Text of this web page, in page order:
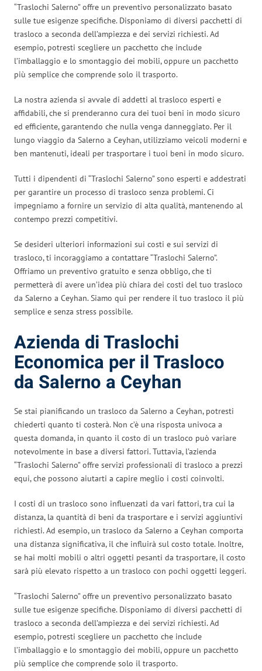
“Traslochi Salerno” offre un preventivo personalizzato basato
sulle tue esigenze specifiche. Disponiamo di diversi pacchetti di
trasloco a seconda dell’ampiezza e dei servizi richiesti. Ad
esempio, potresti scegliere un pacchetto che include
l’imballaggio e lo smontaggio dei mobili, oppure un pacchetto
più semplice che comprende solo il trasporto.
La nostra azienda si avvale di addetti al trasloco esperti e
affidabili, che si prenderanno cura dei tuoi beni in modo sicuro
ed efficiente, garantendo che nulla venga danneggiato. Per il
lungo viaggio da Salerno a Ceyhan, utilizziamo veicoli moderni e
ben mantenuti, ideali per trasportare i tuoi beni in modo sicuro.
Tutti i dipendenti di “Traslochi Salerno” sono esperti e addestrati
per garantire un processo di trasloco senza problemi. Ci
impegniamo a fornire un servizio di alta qualità, mantenendo al
contempo prezzi competitivi.
Se desideri ulteriori informazioni sui costi e sui servizi di
trasloco, ti incoraggiamo a contattare “Traslochi Salerno”.
Offriamo un preventivo gratuito e senza obbligo, che ti
permetterà di avere un’idea più chiara dei costi del tuo trasloco
da Salerno a Ceyhan. Siamo qui per rendere il tuo trasloco il più
semplice e senza stress possibile.
Azienda di Traslochi
Economica per il Trasloco
da Salerno a Ceyhan
Se stai pianificando un trasloco da Salerno a Ceyhan, potresti
chiederti quanto ti costerà. Non c’è una risposta univoca a
questa domanda, in quanto il costo di un trasloco può variare
notevolmente in base a diversi fattori. Tuttavia, l’azienda
“Traslochi Salerno” offre servizi professionali di trasloco a prezzi
equi, che possono aiutarti a capire meglio i costi coinvolti.
I costi di un trasloco sono influenzati da vari fattori, tra cui la
distanza, la quantità di beni da trasportare e i servizi aggiuntivi
richiesti. Ad esempio, un trasloco da Salerno a Ceyhan comporta
una distanza significativa, il che influirà sul costo totale. Inoltre,
se hai molti mobili o altri oggetti pesanti da trasportare, il costo
sarà più elevato rispetto a un trasloco con pochi oggetti leggeri.
“Traslochi Salerno” offre un preventivo personalizzato basato
sulle tue esigenze specifiche. Disponiamo di diversi pacchetti di
trasloco a seconda dell’ampiezza e dei servizi richiesti. Ad
esempio, potresti scegliere un pacchetto che include
l’imballaggio e lo smontaggio dei mobili, oppure un pacchetto
più semplice che comprende solo il trasporto.